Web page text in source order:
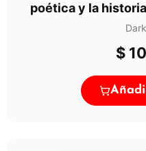
poética y la
$